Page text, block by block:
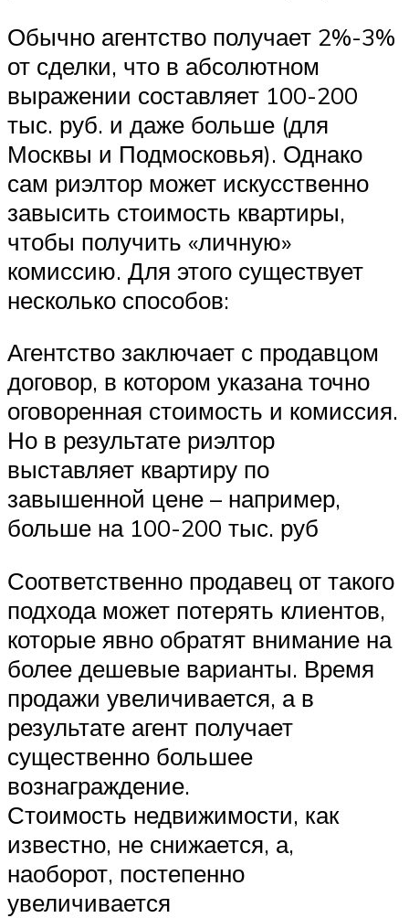
Обычно агентство получает 2%-3%
от сделки, что в абсолютном
выражении составляет 100-200
тыс. руб. и даже больше (для
Москвы и Подмосковья). Однако
сам риэлтор может искусственно
завысить стоимость квартиры,
чтобы получить «личную»
комиссию. Для этого существует
несколько способов:
Агентство заключает с продавцом
договор, в котором указана точно
оговоренная стоимость и комиссия.
Но в результате риэлтор
выставляет квартиру по
завышенной цене – например,
больше на 100-200 тыс. руб
Соответственно продавец от такого
подхода может потерять клиентов,
которые явно обратят внимание на
более дешевые варианты. Время
продажи увеличивается, а в
результате агент получает
существенно большее
вознаграждение.
Стоимость недвижимости, как
известно, не снижается, а,
наоборот, постепенно
увеличивается